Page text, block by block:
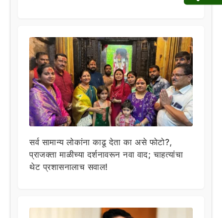
सर्व सामान्य लोकांना काढू देता का असे फोटो?,
प्राजक्ता माळीच्या दर्शनावरून नवा वाद; चाहत्यांचा
थेट प्रशासनालाच सवाल!